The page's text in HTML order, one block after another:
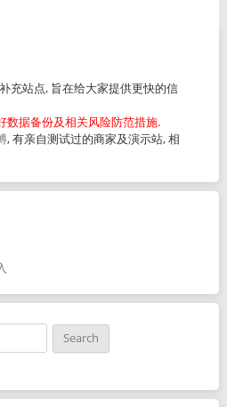
充站点, 旨在给大家提供更快的信
数据备份及相关风险防范措施.
, 有亲自测试过的商家及演示站, 相